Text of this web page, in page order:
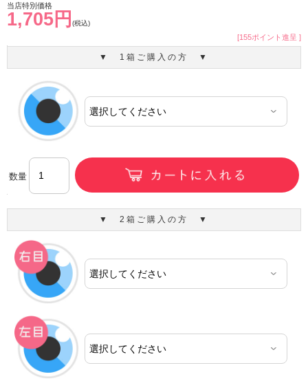
当店特別価格
1,705円 (税込)
[155ポイント進呈 ]
▼ 1箱ご購入の方 ▼
数量
▼ 2箱ご購入の方 ▼